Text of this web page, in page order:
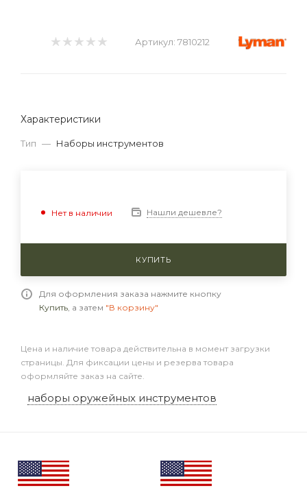
Артикул: 7810212
Характеристики
Тип — Наборы инструментов
Нет в наличии Нашли дешевле?
КУПИТЬ
Для оформления заказа нажмите кнопку
Купить, а затем "В корзину"
Цена и наличие товара действительна в момент загрузки
страницы. Для фиксации цены и резерва товара
оформляйте заказ на сайте.
наборы оружейных инструментов